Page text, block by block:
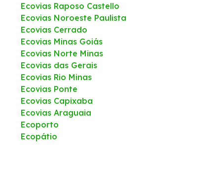
Ecovias Raposo Castello
Ecovias Noroeste Paulista
Ecovias Cerrado
Ecovias Minas Goiás
Ecovias Norte Minas
Ecovias das Gerais
Ecovias Rio Minas
Ecovias Ponte
Ecovias Capixaba
Ecovias Araguaia
Ecoporto
Ecopátio